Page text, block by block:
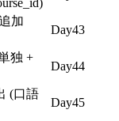
加
Day43
独 +
Day44
(口語
Day45